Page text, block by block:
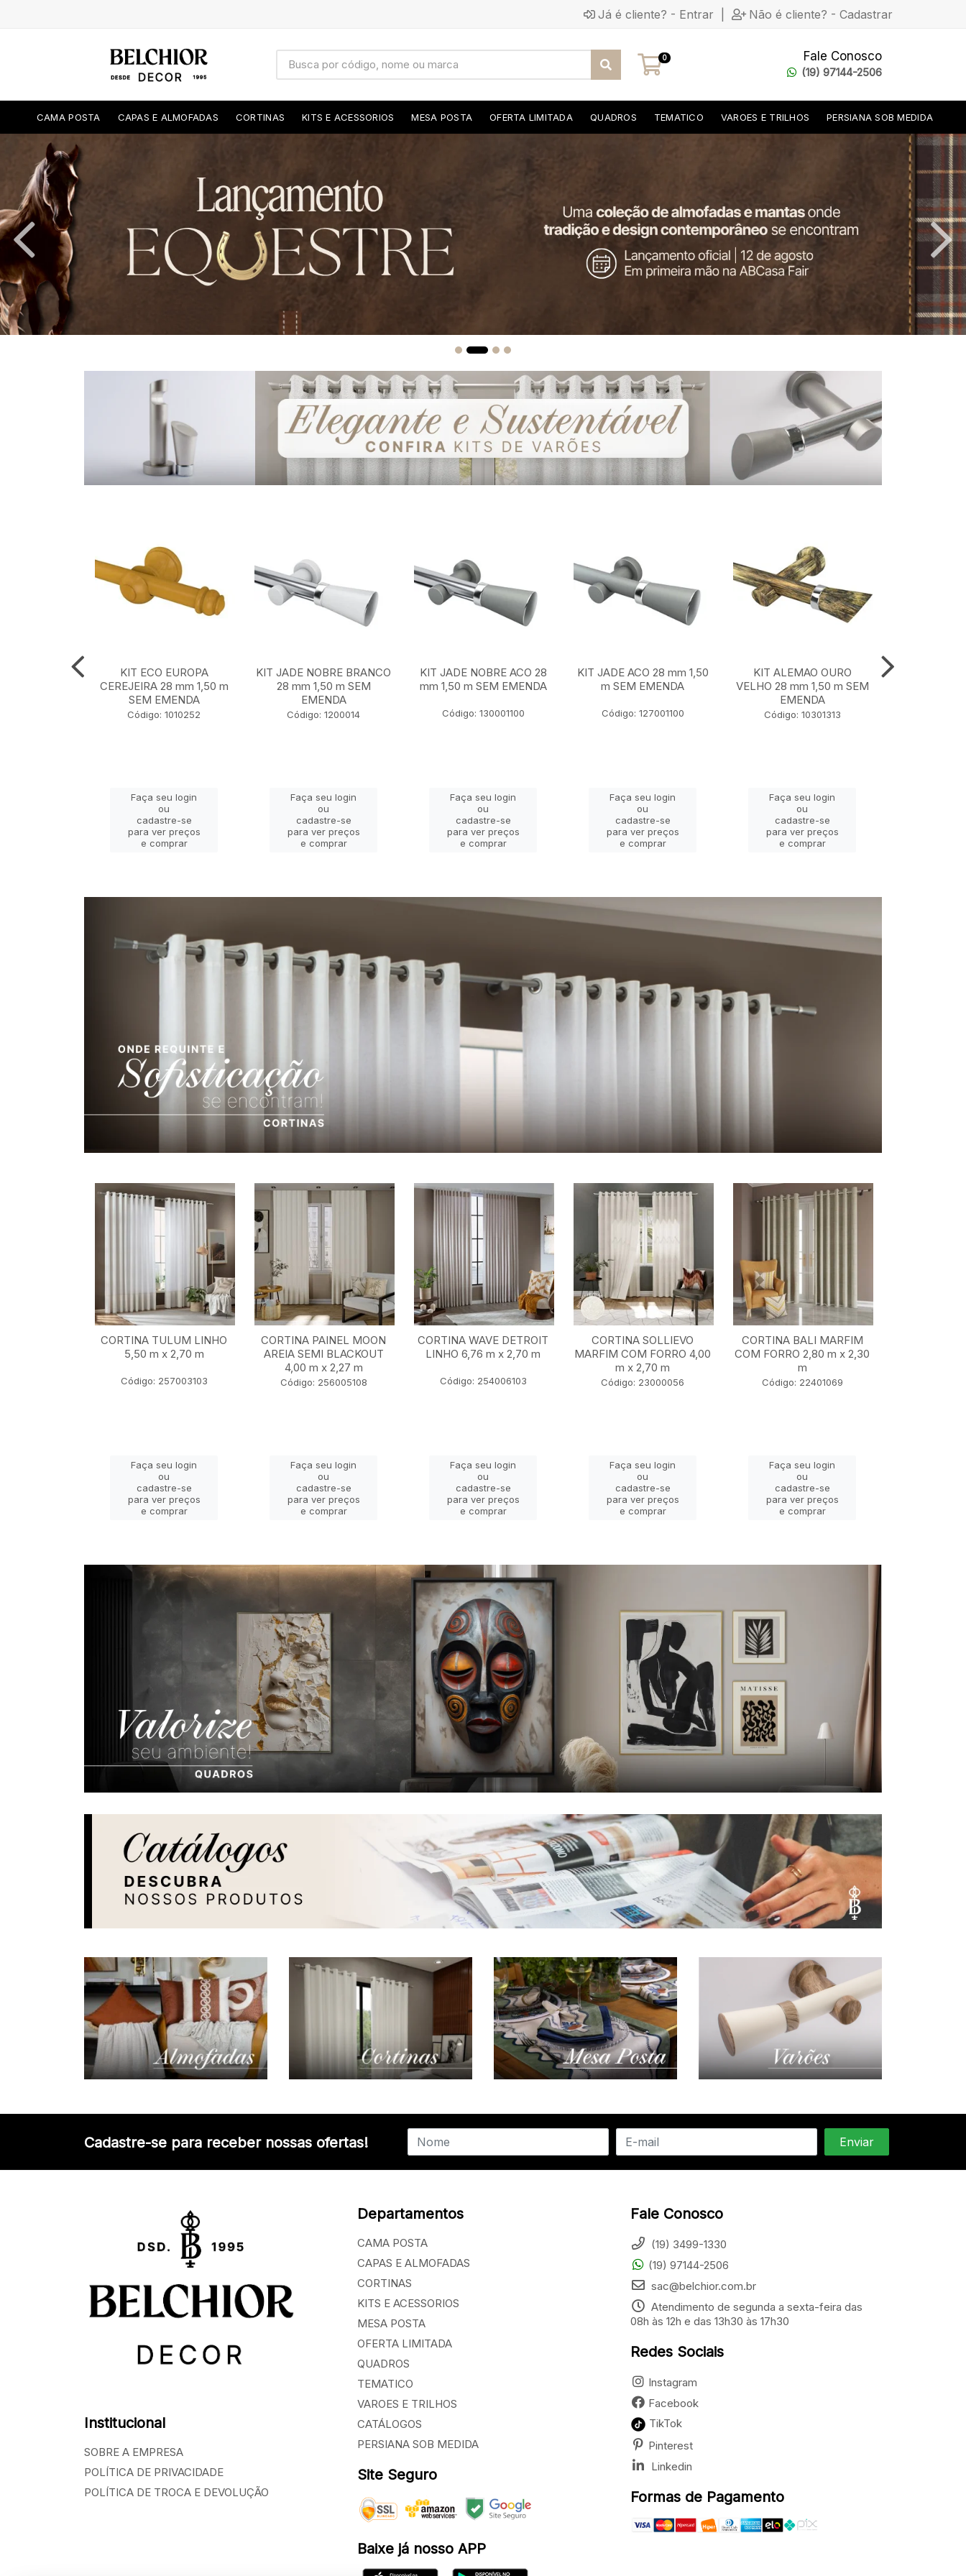
Já é cliente? - Entrar Não é cliente? - Cadastrar
0 Fale Conosco
(19) 97144-2506
CAMA POSTA CAPAS E ALMOFADAS CORTINAS KITS E ACESSORIOS MESA POSTA OFERTA LIMITADA QUADROS TEMATICO VAROES E TRILHOS PERSIANA SOB MEDIDA
KIT ECO EUROPA
CEREJEIRA 28 mm 1,50 m
SEM EMENDA
Código: 1010252
Faça seu login
ou
cadastre-se
para ver preços
e comprar
KIT JADE NOBRE BRANCO
28 mm 1,50 m SEM
EMENDA
Código: 1200014
Faça seu login
ou
cadastre-se
para ver preços
e comprar
KIT JADE NOBRE ACO 28
mm 1,50 m SEM EMENDA
Código: 130001100
Faça seu login
ou
cadastre-se
para ver preços
e comprar
KIT JADE ACO 28 mm 1,50
m SEM EMENDA
Código: 127001100
Faça seu login
ou
cadastre-se
para ver preços
e comprar
KIT ALEMAO OURO
VELHO 28 mm 1,50 m SEM
EMENDA
Código: 10301313
Faça seu login
ou
cadastre-se
para ver preços
e comprar
CORTINA TULUM LINHO
5,50 m x 2,70 m
Código: 257003103
Faça seu login
ou
cadastre-se
para ver preços
e comprar
CORTINA PAINEL MOON
AREIA SEMI BLACKOUT
4,00 m x 2,27 m
Código: 256005108
Faça seu login
ou
cadastre-se
para ver preços
e comprar
CORTINA WAVE DETROIT
LINHO 6,76 m x 2,70 m
Código: 254006103
Faça seu login
ou
cadastre-se
para ver preços
e comprar
CORTINA SOLLIEVO
MARFIM COM FORRO 4,00
m x 2,70 m
Código: 23000056
Faça seu login
ou
cadastre-se
para ver preços
e comprar
CORTINA BALI MARFIM
COM FORRO 2,80 m x 2,30
m
Código: 22401069
Faça seu login
ou
cadastre-se
para ver preços
e comprar
Cadastre-se para receber nossas ofertas!
Institucional
SOBRE A EMPRESA
POLÍTICA DE PRIVACIDADE
POLÍTICA DE TROCA E DEVOLUÇÃO
Departamentos
CAMA POSTA
CAPAS E ALMOFADAS
CORTINAS
KITS E ACESSORIOS
MESA POSTA
OFERTA LIMITADA
QUADROS
TEMATICO
VAROES E TRILHOS
CATÁLOGOS
PERSIANA SOB MEDIDA
Site Seguro
Baixe já nosso APP
Fale Conosco
(19) 3499-1330
(19) 97144-2506
sac@belchior.com.br
Atendimento de segunda a sexta-feira das
08h às 12h e das 13h30 às 17h30
Redes Sociais
Instagram
Facebook
TikTok
Pinterest
Linkedin
Formas de Pagamento